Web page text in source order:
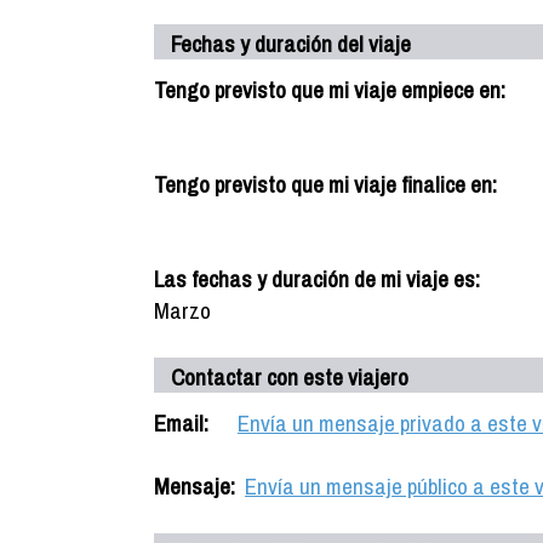
Fechas y duración del viaje
Tengo previsto que mi viaje empiece en:
Tengo previsto que mi viaje finalice en:
Las fechas y duración de mi viaje es:
Marzo
Contactar con este viajero
Email:
Envía un mensaje privado a este
Mensaje: Envía un mensaje público a este